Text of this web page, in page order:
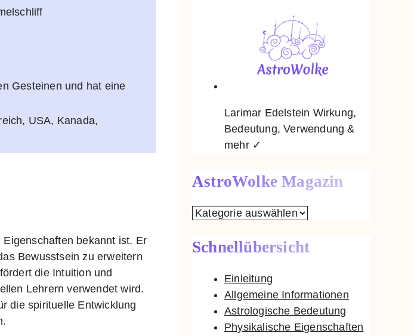
Gesteinen und hat eine
USA, Kanada,
bekannt ist. Er
Bewusstsein zu erweitern
die Intuition und
Lehrern verwendet wird.
die spirituelle Entwicklung
Larimar Edelstein Wirkung,
Bedeutung, Verwendung &
mehr ✓
AstroWolke Magazin
AstroWolke
Schnellübersicht
Einleitung
Allgemeine Informationen
Astrologische Bedeutung
Physikalische Eigenschaften